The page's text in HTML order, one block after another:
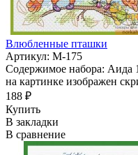
Влюбленные пташки
Артикул: М-175
Содержимое набора: Аида
на картинке изображен
188 ₽
Купить
В закладки
В сравнение